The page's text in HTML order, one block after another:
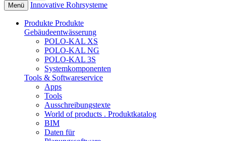
Menü Innovative Rohrsysteme
Produkte Produkte
Gebäudeentwässerung
POLO-KAL XS
POLO-KAL NG
POLO-KAL 3S
Systemkomponenten
Tools & Softwareservice
Apps
Tools
Ausschreibungstexte
World of products . Produktkatalog
BIM
Daten für